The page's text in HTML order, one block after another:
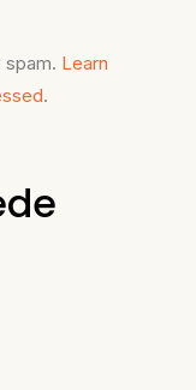
Learn
.